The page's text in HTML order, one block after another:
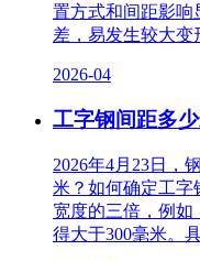
置方式和间距影响
差，易发生较大
2026-04
工字钢间距多
2026年4月23日，
米？如何确定工字
宽度的三倍，例如
得大于300毫米。